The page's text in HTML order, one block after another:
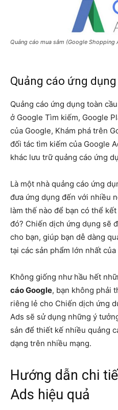
Quảng cáo mua sắm (Google Shopping
Quảng cáo ứng
Quảng cáo ứng dụng toàn
ở Google Tìm kiếm, Google
của Google, Khám phá trên
đối tác tìm kiếm của Google
khác lưu trữ quảng cáo ứng
Là một nhà quảng cáo ứng
đưa ứng dụng đến với nhiều
làm thế nào để bạn có thể
đó? Chiến dịch ứng dụng sẽ
cho bạn, giúp bạn dễ dàng
tại các sản phẩm lớn nhất của
Không giống như hầu hết
cáo Google, bạn không phải
riêng lẻ cho Chiến dịch ứng
Ads sẽ sử dụng những ý
sản để thiết kế nhiều quảng
dạng trên nhiều mạng.
Hướng dẫn chi
Ads hiệu quả